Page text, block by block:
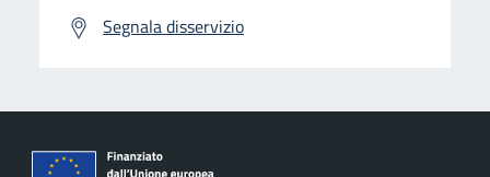
Segnala disservizio